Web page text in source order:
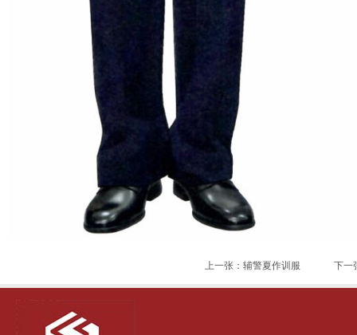
上一张：辅警夏作训服 下一